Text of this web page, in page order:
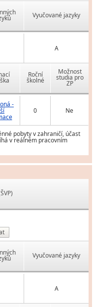
Vyučované jazyky
A
Roční
školné
Možnost
studia pro
ZP
-
0 Ne
pobyty v zahraničí, účast
v reálném pracovním
Vyučované jazyky
A